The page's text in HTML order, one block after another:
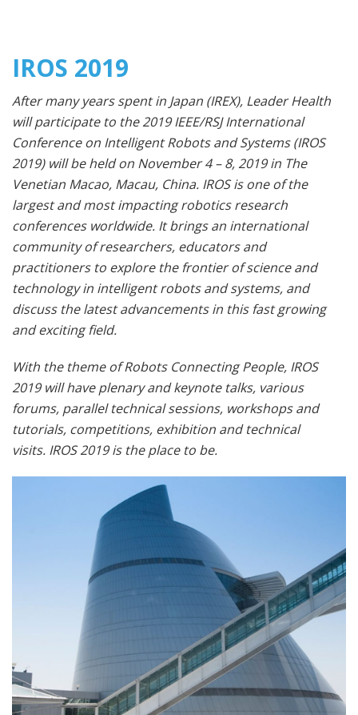
IROS 2019
After many years spent in Japan (IREX), Leader Health
will participate to the 2019 IEEE/RSJ International
Conference on Intelligent Robots and Systems (IROS
2019) will be held on November 4 – 8, 2019 in The
Venetian Macao, Macau, China. IROS is one of the
largest and most impacting robotics research
conferences worldwide. It brings an international
community of researchers, educators and
practitioners to explore the frontier of science and
technology in intelligent robots and systems, and
discuss the latest advancements in this fast growing
and exciting field.
With the theme of Robots Connecting People, IROS
2019 will have plenary and keynote talks, various
forums, parallel technical sessions, workshops and
tutorials, competitions, exhibition and technical
visits. IROS 2019 is the place to be.